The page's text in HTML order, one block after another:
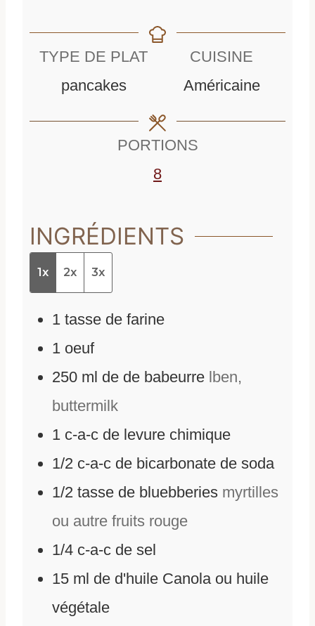
n
u
s
t
e
TYPE DE PLAT
pancakes
CUISINE
Américaine
PORTIONS
8
INGRÉDIENTS
1x 2x 3x
1 tasse de farine
1 oeuf
250 ml de de babeurre lben,
buttermilk
1 c-a-c de levure chimique
1/2 c-a-c de bicarbonate de soda
1/2 tasse de bluebberies myrtilles
ou autre fruits rouge
1/4 c-a-c de sel
15 ml de d'huile Canola ou huile
végétale